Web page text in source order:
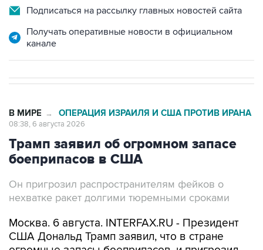
Подписаться на рассылку главных новостей сайта
Получать оперативные новости в официальном
канале
В МИРЕ → ОПЕРАЦИЯ ИЗРАИЛЯ И США ПРОТИВ ИРАНА
08:38, 6 августа 2026
Трамп заявил об огромном запасе
боеприпасов в США
Он пригрозил распространителям фейков о
нехватке ракет долгими тюремными сроками
Москва. 6 августа. INTERFAX.RU - Президент
США Дональд Трамп заявил, что в стране